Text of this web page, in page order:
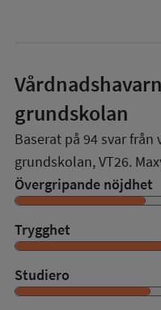
grundskolan
Baserat på 94 svar från
grundskolan,VT26.
Övergripande nöjdhet
Trygghet
Studiero